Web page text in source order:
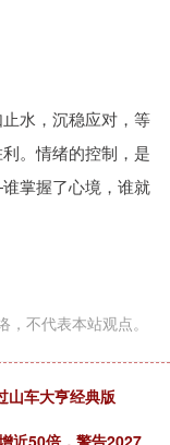
水，沉稳应对，等
。情绪的控制，是
掌握了心境，谁就
不代表本站观点。
山车大亨经典版